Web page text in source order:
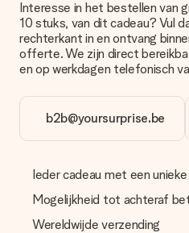
Betalen
Hoe kan ik mijn bestelling
Wij bieden de volgende
creditcard of handmatige
overboeking wel rekening met 3
Cadeau ontvangen
geleverd. Je kunt hiervoor
klantenservice, zij helpen je
passende oplossing.
Interesse in het bestellen van
10 stuks, van dit cadeau? Vul
rechterkant in en ontvang
offerte. We zijn direct
en op werkdagen telefonisch
b2b@yoursurprise.be
Ieder cadeau met een
Mogelijkheid tot achteraf
Wereldwijde verzending